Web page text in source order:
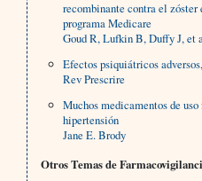
recombinante contra el
programa Medicare
Goud R, Lufkin B, Duffy J, et
Efectos psiquiátricos
Rev Prescrire
Muchos medicamentos de
hipertensión
Jane E. Brody
Otros Temas de